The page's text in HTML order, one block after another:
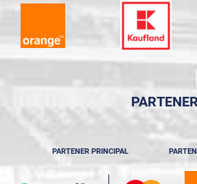
PARTENER PRINCIPAL